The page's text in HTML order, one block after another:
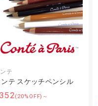
テ
ンテ スケッチペンシル
(20%OFF)～